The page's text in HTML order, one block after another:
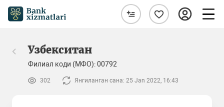
Узбекситан
Филиал коди (МФО): 00792
302 Янгиланган сана: 25 Jan 2022, 16:43